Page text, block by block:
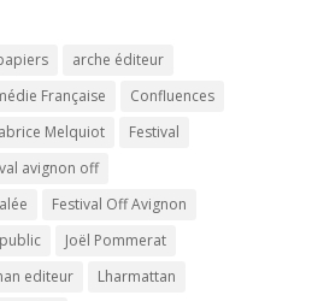
arche éditeur
Française
Confluences
Melquiot
Festival
avignon off
Festival Off Avignon
Joël Pommerat
editeur
Lharmattan